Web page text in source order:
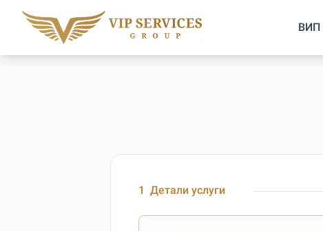
ВИП
1 Детали услуги